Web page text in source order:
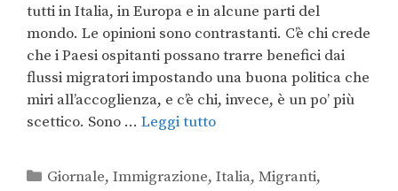
tutti in Italia, in Europa e in alcune parti del
mondo. Le opinioni sono contrastanti. C’è chi crede
che i Paesi ospitanti possano trarre benefici dai
flussi migratori impostando una buona politica che
miri all’accoglienza, e c’è chi, invece, è un po’ più
scettico. Sono … Leggi tutto
Giornale,Immigrazione,Italia,Migranti,